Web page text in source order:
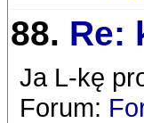
88. Re:
Ja L-kę
Forum: